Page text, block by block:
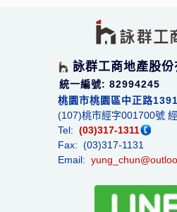
詠群工商地產股份
統一編號: 82994245
桃園市桃園區中正路
(107)桃市經字001700號
Tel: (03)317-1311
Fax: (03)317-1131
Email: